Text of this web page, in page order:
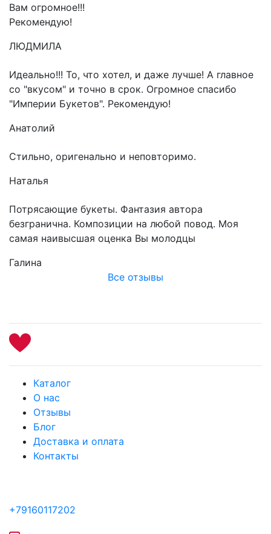
Вам огромное!!!
Рекомендую!
ЛЮДМИЛА
Идеально!!! То, что хотел, и даже лучше! А главное
со "вкусом" и точно в срок. Огромное спасибо
"Империи Букетов". Рекомендую!
Анатолий
Стильно, оригенально и неповторимо.
Наталья
Потрясающие букеты. Фантазия автора
безгранична. Композиции на любой повод. Моя
самая наивысшая оценка Вы молодцы
Галина
Все отзывы
Каталог
О нас
Отзывы
Блог
Доставка и оплата
Контакты
+79160117202